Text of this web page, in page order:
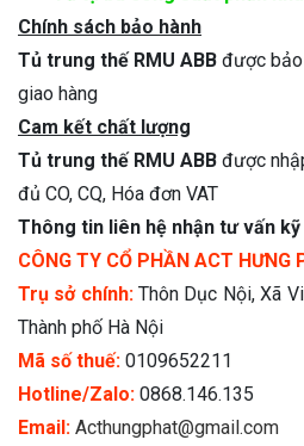
Chính sách bảo hành
Tủ trung thế RMU ABB được bảo
giao hàng
Cam kết chất lượng
Tủ trung thế RMU ABB được
đủ CO, CQ, Hóa đơn VAT
Thông tin liên hệ nhận tư vấn
CÔNG TY CỔ PHẦN ACT HƯNG
Trụ sở chính:Thôn Dục Nội, Xã
Thành phố Hà Nội
Mã số thuế: 0109652211
Hotline/Zalo: 0868.146.135
Email: Acthungphat@gmail.com